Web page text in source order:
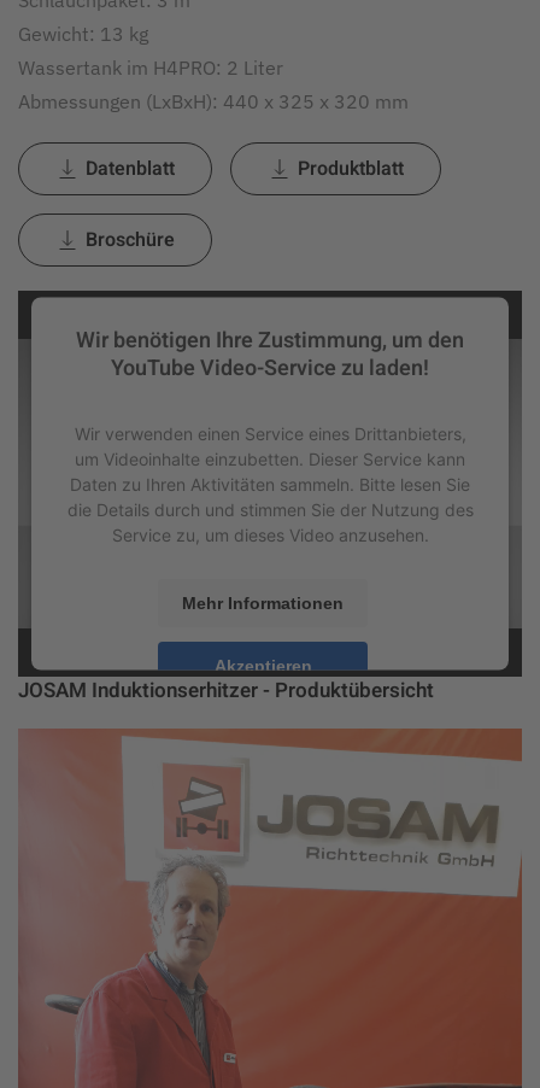
Gewicht: 13 kg
Wassertank im H4PRO: 2 Liter
Abmessungen (LxBxH): 440 x 325 x 320 mm
Datenblatt Produktblatt
Broschüre
Wir benötigen Ihre Zustimmung, um den
YouTube Video-Service zu laden!
Wir verwenden einen Service eines Drittanbieters,
um Videoinhalte einzubetten. Dieser Service kann
Daten zu Ihren Aktivitäten sammeln. Bitte lesen Sie
die Details durch und stimmen Sie der Nutzung des
Service zu, um dieses Video anzusehen.
Mehr Informationen
Akzeptieren
Platform&eRecht24
JOSAM Induktionserhitzer - Produktübersicht